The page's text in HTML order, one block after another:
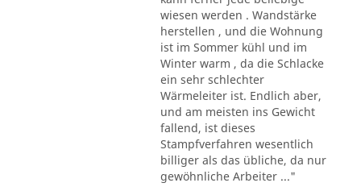
wiesen werden . Wandstärke
herstellen , und die Wohnung
ist im Sommer kühl und im
Winter warm , da die Schlacke
ein sehr schlechter
Wärmeleiter ist. Endlich aber,
und am meisten ins Gewicht
fallend, ist dieses
Stampfverfahren wesentlich
billiger als das übliche, da nur
gewöhnliche Arbeiter ..."